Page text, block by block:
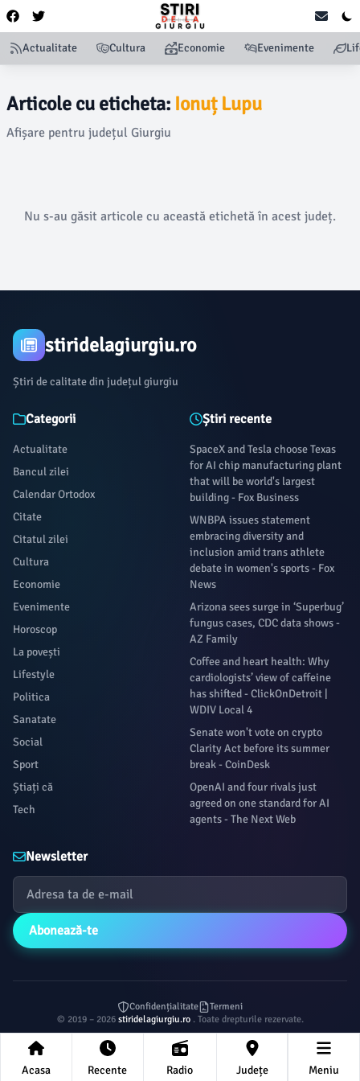
Actualitate Cultura Economie Evenimente
Articole cu eticheta: Ionuț Lupu
Afișare pentru județul Giurgiu
Nu s-au găsit articole cu această etichetă în acest județ.
stiridelagiurgiu.ro
Știri de calitate din județul giurgiu
Categorii
Actualitate
Bancul zilei
Calendar Ortodox
Citate
Citatul zilei
Cultura
Economie
Evenimente
Horoscop
La povești
Lifestyle
Politica
Sanatate
Social
Sport
Știați că
Tech
Știri recente
SpaceX and Tesla choose Texas
for AI chip manufacturing plant
that will be world's largest
building - Fox Business
WNBPA issues statement
embracing diversity and
inclusion amid trans athlete
debate in women's sports - Fox
News
Arizona sees surge in ‘Superbug’
fungus cases, CDC data shows -
AZ Family
Coffee and heart health: Why
cardiologists’ view of caffeine
has shifted - ClickOnDetroit |
WDIV Local 4
Senate won't vote on crypto
Clarity Act before its summer
break - CoinDesk
OpenAI and four rivals just
agreed on one standard for AI
agents - The Next Web
Newsletter
Abonează-te
Confidențialitate
Termeni
© 2019 – 2026 stiridelagiurgiu.ro . Toate drepturile rezervate.
Acasa Recente Radio Județe Meniu